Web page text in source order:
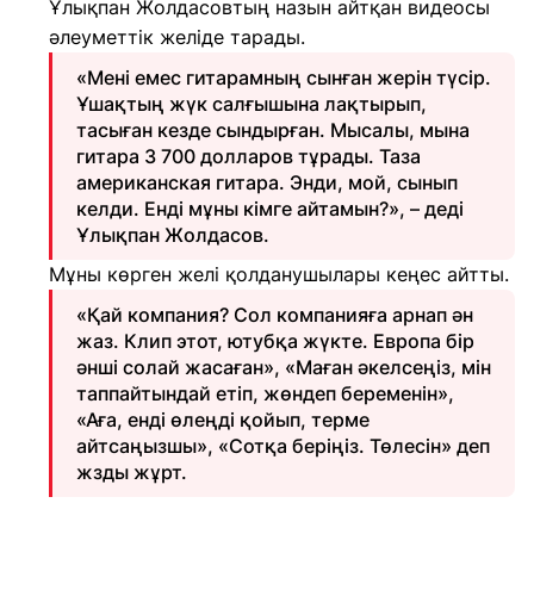
Ұлықпан Жолдасовтың назын айтқан видеосы
әлеуметтік желіде тарады.
«Мені емес гитарамның сынған жерін түсір.
Ұшақтың жүк салғышына лақтырып,
тасыған кезде сындырған. Мысалы, мына
гитара 3 700 долларов тұрады. Таза
американская гитара. Энди, мой, сынып
келди. Енді мұны кімге айтамын?», – деді
Ұлықпан Жолдасов.
Мұны көрген желі қолданушылары кеңес айтты.
«Қай компания? Сол компанияға арнап ән
жаз. Клип этот, ютубқа жүкте. Европа бір
әнші солай жасаған», «Маған әкелсеңіз, мін
таппайтындай етіп, жөндеп беременін»,
«Аға, енді өлеңді қойып, терме
айтсаңызшы», «Сотқа беріңіз. Төлесін» деп
жзды жұрт.